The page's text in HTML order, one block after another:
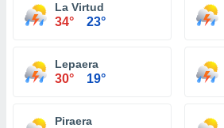
La Virtud
34° 23°
Lepaera
30° 19°
Piraera